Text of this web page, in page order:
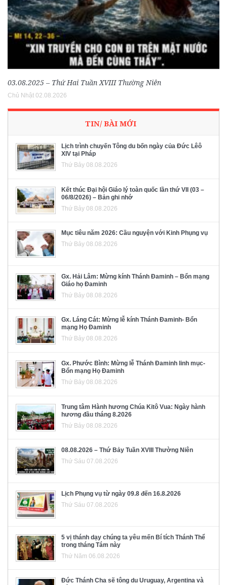
03.08.2025 – Thứ Hai Tuần XVIII Thường Niên
Chủ Nhật 02.08.2026
TIN/ BÀI MỚI
Lịch trình chuyến Tông du bốn ngày của Đức Lêô
XIV tại Pháp
Thứ Bảy 08.08.2026
Kết thúc Đại hội Giáo lý toàn quốc lần thứ VII (03 –
06/8/2026) – Bản ghi nhớ
Thứ Bảy 08.08.2026
Mục tiêu năm 2026: Cầu nguyện với Kinh Phụng vụ
Thứ Bảy 08.08.2026
Gx. Hải Lâm: Mừng kính Thánh Đaminh – Bổn mạng
Giáo họ Đaminh
Thứ Bảy 08.08.2026
Gx. Láng Cát: Mừng lễ kính Thánh Đaminh- Bổn
mạng Họ Đaminh
Thứ Bảy 08.08.2026
Gx. Phước Bình: Mừng lễ Thánh Đaminh linh mục-
Bổn mạng Họ Đaminh
Thứ Bảy 08.08.2026
Trung tâm Hành hương Chúa Kitô Vua: Ngày hành
hương đầu tháng 8.2026
Thứ Bảy 08.08.2026
08.08.2026 – Thứ Bảy Tuần XVIII Thường Niên
Thứ Sáu 07.08.2026
Lịch Phụng vụ từ ngày 09.8 đến 16.8.2026
Thứ Sáu 07.08.2026
5 vị thánh dạy chúng ta yêu mến Bí tích Thánh Thể
trong tháng Tám này
Thứ Năm 06.08.2026
Đức Thánh Cha sẽ tông du Uruguay, Argentina và